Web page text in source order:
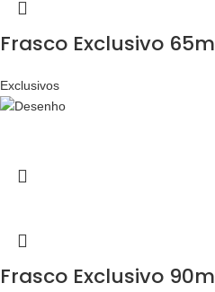
Frasco Exclusivo
Exclusivos
Frasco Exclusivo